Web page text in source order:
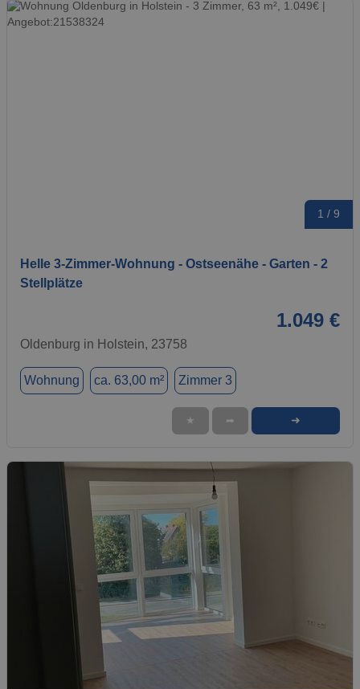
1 / 9
Helle 3-Zimmer-Wohnung - Ostseenähe - Garten - 2
Stellplätze
1.049 €
Oldenburg in Holstein, 23758
Wohnung ca. 63,00 m² Zimmer 3
★ ➦ ➜